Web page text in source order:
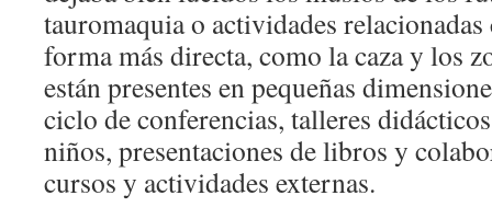
tauromaquia o actividades
forma más directa, como la caza y los
están presentes en pequeñas
ciclo de conferencias, talleres
niños, presentaciones de libros y
cursos y actividades externas.